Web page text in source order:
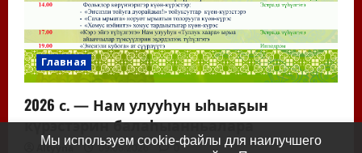
Главная
2026 с. — Нам улууһун ыһыаҕын
күрэстэрин балаһыанньалара
Altyyna 09.06.2026 0
Мы используем cookie-файлы для наилучшего